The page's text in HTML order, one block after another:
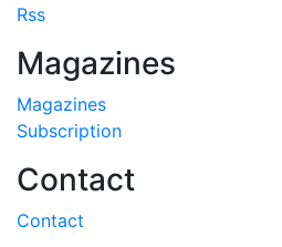
Rss
Magazines
Magazines
Subscription
Contact
Contact